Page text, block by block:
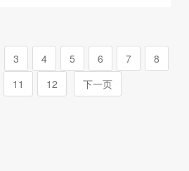
3 4 5 6 7
8
11 12 下一页